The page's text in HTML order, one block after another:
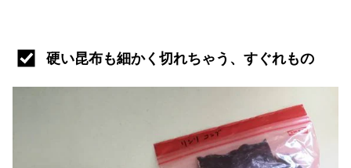
硬い昆布も細かく切れちゃう、すぐれもの